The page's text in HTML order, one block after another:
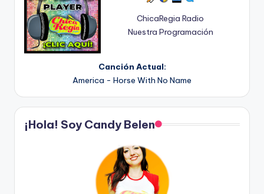
ChicaRegia Radio
Nuestra Programación
Canción Actual:
America - Horse With No Name
¡Hola! Soy Candy Belen